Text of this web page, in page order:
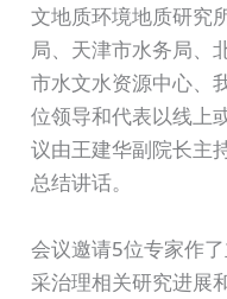
文地质环境地质研究
局、天津市水务局、
市水文水资源中心、
位领导和代表以线上
议由王建华副院长主
总结讲话。
会议邀请5位专家作
采治理相关研究进展